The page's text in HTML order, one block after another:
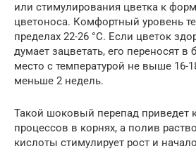
или стимулирования цветка к
цветоноса. Комфортный уровень
пределах 22-26 °C. Если цветок
думает зацветать, его переносят в
место с температурой не выше
меньше 2 недель.
Такой шоковый перепад приведет
процессов в корнях, а полив
кислоты стимулирует рост и